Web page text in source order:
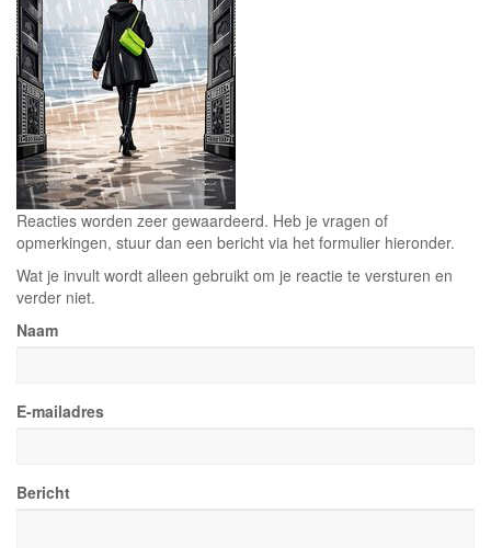
Reacties worden zeer gewaardeerd. Heb je vragen of
opmerkingen, stuur dan een bericht via het formulier hieronder.
Wat je invult wordt alleen gebruikt om je reactie te versturen en
verder niet.
Naam
E-mailadres
Bericht